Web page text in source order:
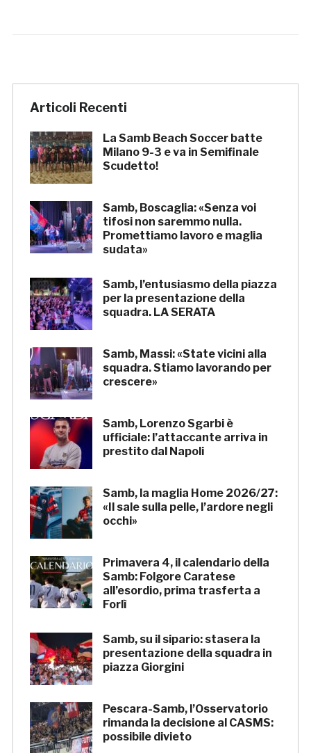
Articoli Recenti
La Samb Beach Soccer batte
Milano 9-3 e va in Semifinale
Scudetto!
Samb, Boscaglia: «Senza voi
tifosi non saremmo nulla.
Promettiamo lavoro e maglia
sudata»
Samb, l’entusiasmo della piazza
per la presentazione della
squadra. LA SERATA
Samb, Massi: «State vicini alla
squadra. Stiamo lavorando per
crescere»
Samb, Lorenzo Sgarbi è
ufficiale: l’attaccante arriva in
prestito dal Napoli
Samb, la maglia Home 2026/27:
«Il sale sulla pelle, l’ardore negli
occhi»
Primavera 4, il calendario della
Samb: Folgore Caratese
all’esordio, prima trasferta a
Forlì
Samb, su il sipario: stasera la
presentazione della squadra in
piazza Giorgini
Pescara-Samb, l’Osservatorio
rimanda la decisione al CASMS:
possibile divieto